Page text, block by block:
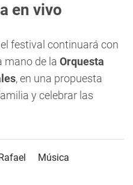
en vivo
festival continuará con
mano de la Orquesta
, en una propuesta
y celebrar las
Música